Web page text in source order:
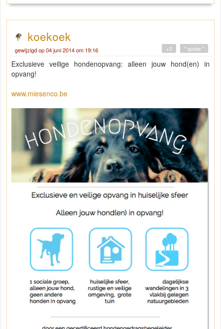
koekoek
gewijzigd op 04 juni 2014 om 19:16 " quote "
+0
Exclusieve veilige hondenopvang: alleen jouw hond(en) in
opvang!
www.miesenco.be